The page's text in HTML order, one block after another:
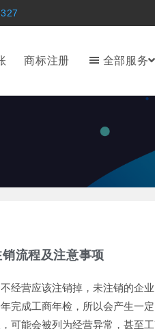
商标注册 全部服务
流程及注意事项
经营应该注销掉，未注销的企
完成工商年检，所以会产生一
可能会被列为经营异常，甚至